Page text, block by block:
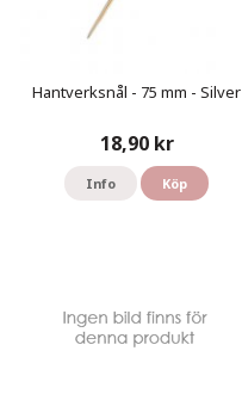
Hantverksnål - 75 mm - Silver
18,90 kr
Info Köp